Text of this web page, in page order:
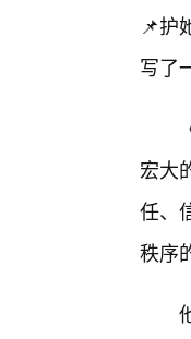
📌护
写了
宏大
任、
秩序